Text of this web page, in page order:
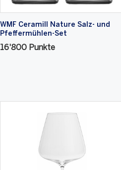
WMF Ceramill Nature Salz- und
Pfeffermühlen-Set
16'800 Punkte